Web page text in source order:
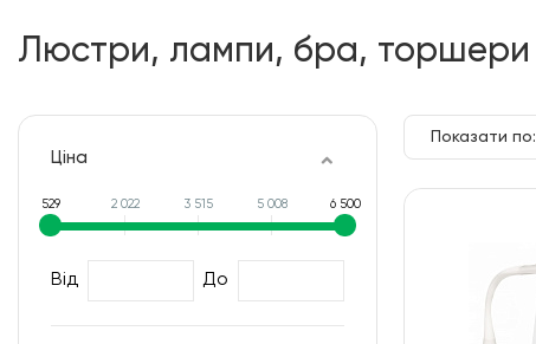
Люстри, лампи, бра, торшери
Ціна
529 2 022 3 515 5 008 6 500
Від До
Показати по: